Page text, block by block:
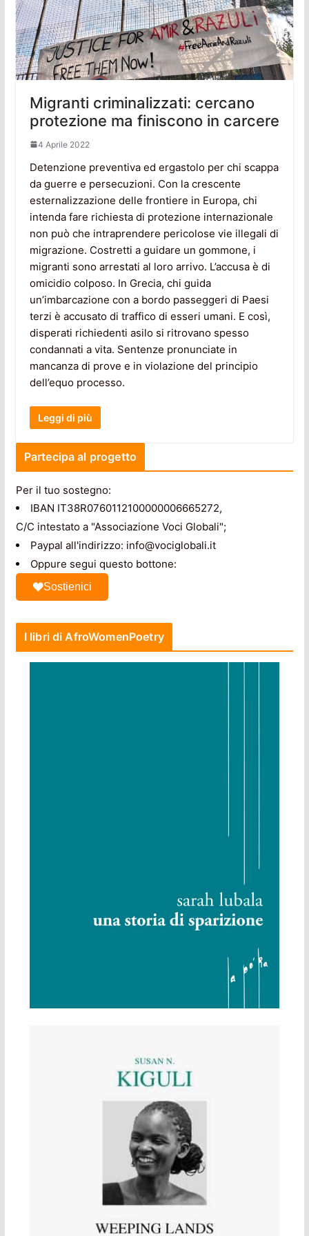
Migranti criminalizzati: cercano
protezione ma finiscono in carcere
4 Aprile 2022
Detenzione preventiva ed ergastolo per chi scappa
da guerre e persecuzioni. Con la crescente
esternalizzazione delle frontiere in Europa, chi
intenda fare richiesta di protezione internazionale
non può che intraprendere pericolose vie illegali di
migrazione. Costretti a guidare un gommone, i
migranti sono arrestati al loro arrivo. L’accusa è di
omicidio colposo. In Grecia, chi guida
un’imbarcazione con a bordo passeggeri di Paesi
terzi è accusato di traffico di esseri umani. E così,
disperati richiedenti asilo si ritrovano spesso
condannati a vita. Sentenze pronunciate in
mancanza di prove e in violazione del principio
dell’equo processo.
Leggi di più
Partecipa al progetto
Per il tuo sostegno:
IBAN IT38R0760112100000006665272,
C/C intestato a "Associazione Voci Globali";
Paypal all'indirizzo: info@vociglobali.it
Oppure segui questo bottone:
Sostienici
I libri di AfroWomenPoetry